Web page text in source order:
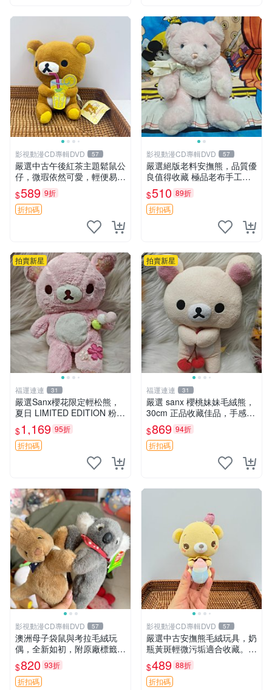
影視動漫CD專輯DVD 57
嚴選中古午後紅茶主題鬆鼠公
仔，微瑕依然可愛，輕便易運
送 二手收藏推薦 工廠直營 快
遞到府 中古 玩偶 公仔
$589 9折
折扣碼
影視動漫CD專輯DVD 57
嚴選絕版老料安撫熊，品質優
良值得收藏 極品老布手工安
撫搖鈴玩具，適合哄睡寶貝
超柔老料搖鈴熊，專為孩子設
計的安心伴護 推薦絕版老布
製工藝搖鈴熊，可當作童
$510 89折
折扣碼
拍賣新星
福運連連 31
嚴選Sanx櫻花限定輕松熊，
夏日 LIMITED EDITION 粉色
毛絨熊，背有拉鏈設計，肚內
填充豆袋，精致工藝呈現，狀
態如新，適合收藏與送人 櫻
$1,169 95折
折扣碼
拍賣新星
福運連連 31
嚴選 sanx 櫻桃妹妹毛絨熊，
30cm 正品收藏佳品，手感極
軟，適合贈送與收藏 櫻桃妹
妹、sanx、毛絨熊
$869 94折
折扣碼
影視動漫CD專輯DVD 57
澳洲母子袋鼠與考拉毛絨玩
偶，全新如初，附原廠標籤，
手感極軟，適合贈送親朋好
友。袋鼠與考拉正版，精緻尺
寸，適合作為收藏或家飾擺
$820 93折
折扣碼
影視動漫CD專輯DVD 57
嚴選中古安撫熊毛絨玩具，奶
瓶黃斑輕微污垢適合收藏。默
認兩日發貨，全國快遞隨機派
送。 成色如圖可放心購買，
輕微瑕疵和臟污不影響使用。
$489 88折
折扣碼